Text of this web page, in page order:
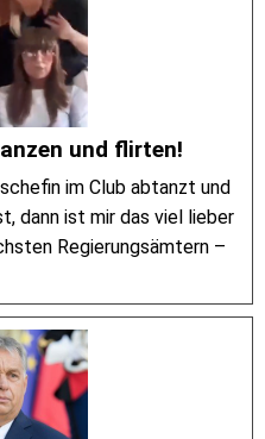
und flirten!
im Club abtanzt und
dann ist mir das viel lieber
Regierungsämtern –